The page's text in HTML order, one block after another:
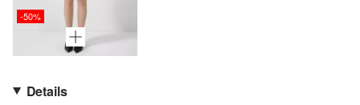
-50%
Details